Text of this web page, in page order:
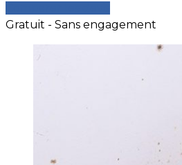
Gratuit - Sans engagement